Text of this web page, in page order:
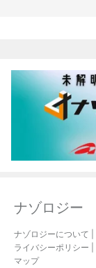
ナゾロジー
ナゾロジーについて
ライバシーポリシー
マップ